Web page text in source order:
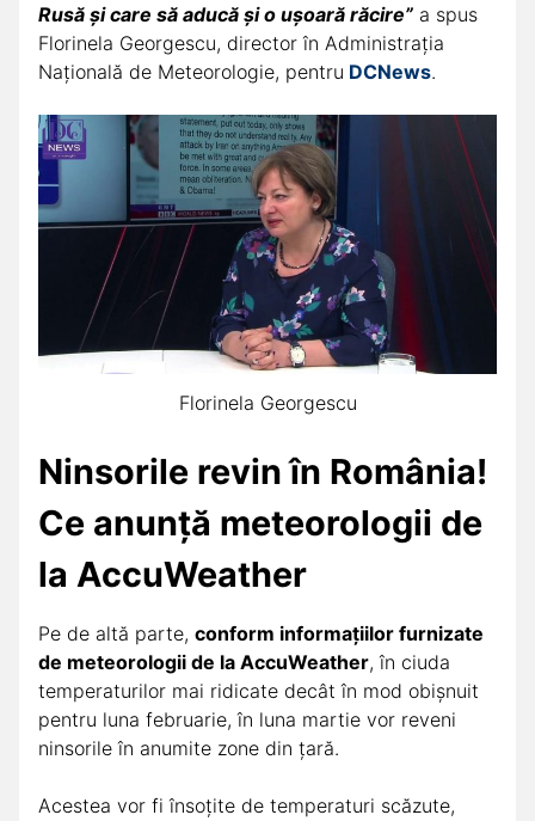
Rusă și care să aducă și o ușoară răcire” a spus
Florinela Georgescu, director în Administrația
Națională de Meteorologie, pentru DCNews.
Florinela Georgescu
Ninsorile revin în România!
Ce anunță meteorologii de
la AccuWeather
Pe de altă parte, conform informațiilor furnizate
de meteorologii de la AccuWeather, în ciuda
temperaturilor mai ridicate decât în mod obișnuit
pentru luna februarie, în luna martie vor reveni
ninsorile în anumite zone din țară.
Acestea vor fi însoțite de temperaturi scăzute,